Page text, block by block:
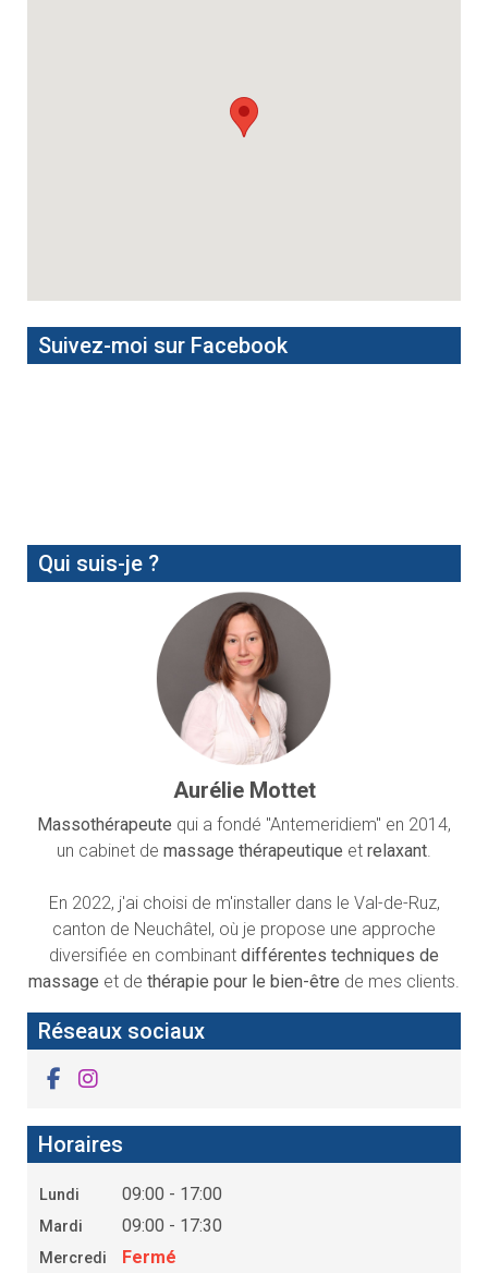
Suivez-moi sur Facebook
Qui suis-je ?
Aurélie Mottet
Massothérapeute qui a fondé "Antemeridiem" en 2014,
un cabinet de massage thérapeutique et relaxant.
En 2022, j'ai choisi de m'installer dans le Val-de-Ruz,
canton de Neuchâtel, où je propose une approche
diversifiée en combinant différentes techniques de
massage et de thérapie pour le bien-être de mes clients.
Réseaux sociaux
Horaires
Lundi 09:00 - 17:00
Mardi 09:00 - 17:30
Mercredi Fermé